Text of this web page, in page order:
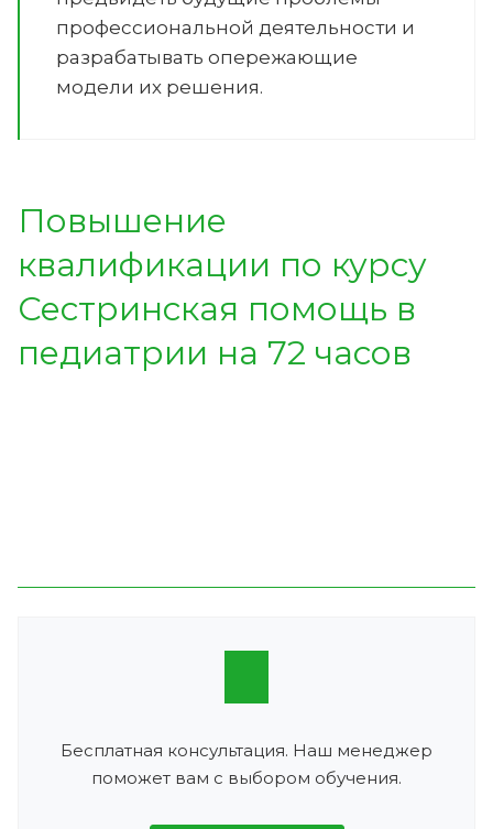
профессиональной деятельности и
разрабатывать опережающие
модели их решения.
Повышение
квалификации по курсу
Сестринская помощь в
педиатрии на 72 часов
Бесплатная консультация. Наш менеджер
поможет вам с выбором обучения.